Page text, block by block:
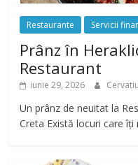
Restaurante Servicii
Prânz în
Restaurant
iunie 29, 2026
Un prânz de neuitat la
Creta Există locuri care